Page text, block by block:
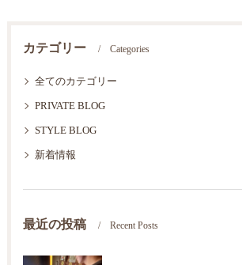
カテゴリー Categories
全てのカテゴリー
PRIVATE BLOG
STYLE BLOG
新着情報
最近の投稿 Recent Posts